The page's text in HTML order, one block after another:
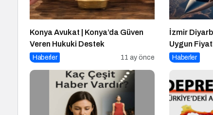
Konya Avukat | Konya’da Güven
Veren Hukuki Destek
Haberler 11 ay önce
İzmir
Uygun
Haberler